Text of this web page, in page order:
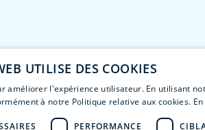
UTILISE DES COOKIES
améliorer l'expérience utilisateur. En utilisant
à notre Politique relative aux cookies.
PERFORMANCE